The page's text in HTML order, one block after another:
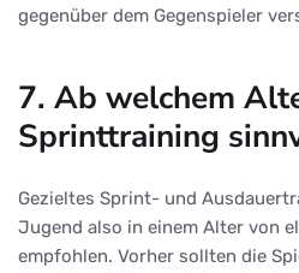
gegenüber dem Gegenspieler
7. Ab welchem
Sprinttraining
Gezieltes Sprint- und
Jugend also in einem Alter von
empfohlen. Vorher sollten die